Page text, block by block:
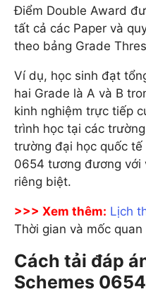
Điểm Double Award
tất cả các Paper và
theo bảng Grade
Ví dụ, học sinh đạt
hai Grade là A và B
kinh nghiệm trực tiếp
trình học tại các
trường đại học quốc tế
0654 tương đương với
riêng biệt.
>>> Xem thêm: Lịch
Thời gian và mốc quan
Cách tải đáp
Schemes 0654